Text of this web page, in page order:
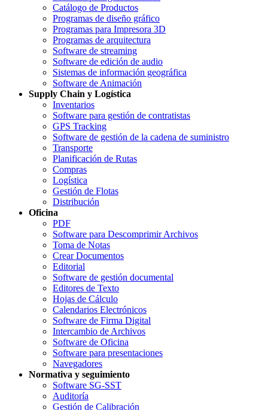
Catálogo de Productos
Programas de diseño gráfico
Programas para Impresora 3D
Programas de arquitectura
Software de streaming
Software de edición de audio
Sistemas de información geográfica
Software de Animación
Supply Chain y Logística
Inventarios
Software para gestión de contratistas
GPS Tracking
Software de gestión de la cadena de suministro
Transporte
Planificación de Rutas
Compras
Logística
Gestión de Flotas
Distribución
Oficina
PDF
Software para Descomprimir Archivos
Toma de Notas
Crear Documentos
Editorial
Software de gestión documental
Editores de Texto
Hojas de Cálculo
Calendarios Electrónicos
Software de Firma Digital
Intercambio de Archivos
Software de Oficina
Software para presentaciones
Navegadores
Normativa y seguimiento
Software SG-SST
Auditoría
Gestión de Calibración